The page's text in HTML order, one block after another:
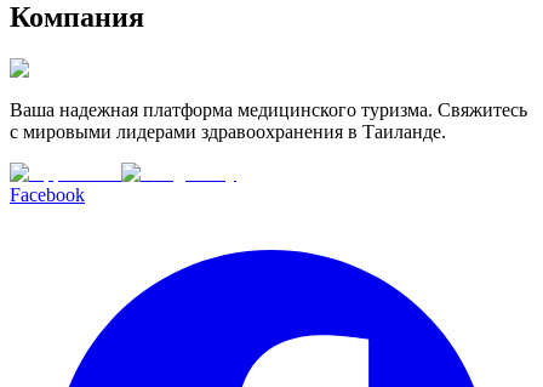
Компания
Ваша надежная платформа медицинского туризма. Свяжитесь
с мировыми лидерами здравоохранения в Таиланде.
Facebook